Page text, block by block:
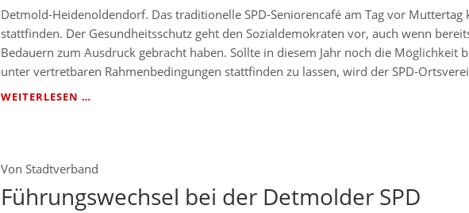
Detmold-Heidenoldendorf. Das traditionelle SPD-Seniorencafé am Tag vor Muttertag
stattfinden. Der Gesundheitsschutz geht den Sozialdemokraten vor, auch wenn
Bedauern zum Ausdruck gebracht haben. Sollte in diesem Jahr noch die Möglichkeit
unter vertretbaren Rahmenbedingungen stattfinden zu lassen, wird der SPD-
WEITERLESEN …
VonStadtverband
Führungswechsel bei der Detmolder SPD